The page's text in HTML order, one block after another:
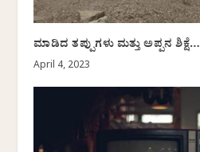
ಮಾಡಿದ ತಪ್ಪುಗಳು ಮತ್ತು ಅಪ್ಪನ ಶಿಕ್ಷೆ…
April 4, 2023